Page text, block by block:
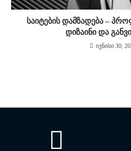
საიტების დამზადება –
დიზაინი და
ივნისი 30,